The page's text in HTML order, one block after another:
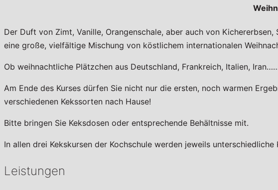
Der Duft von Zimt, Vanille, Orangenschale, aber auch von
eine große, vielfältige Mischung von köstlichem internationalen
Ob weihnachtliche Plätzchen aus Deutschland, Frankreich, Italien,
Am Ende des Kurses dürfen Sie nicht nur die ersten, noch warmen
verschiedenen Kekssorten nach Hause!
Bitte bringen Sie Keksdosen oder entsprechende Behältnisse mit.
In allen drei Kekskursen der Kochschule werden jeweils
Leistungen